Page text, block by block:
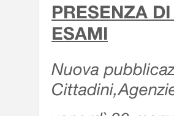
PRESENZA
ESAMI
Nuova